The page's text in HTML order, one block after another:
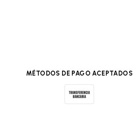
MÉTODOS DE PAGO ACEPTADOS